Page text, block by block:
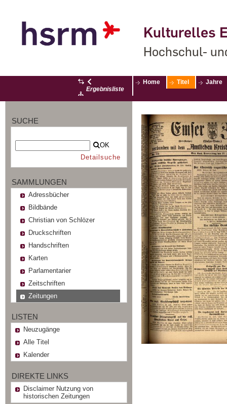
Kulturelles
Hochschul-
Ergebnisliste
Home Titel Jahre
SUCHE
OK
Detailsuche
SAMMLUNGEN
Adressbücher
Bildbände
Christian von Schlözer
Druckschriften
Handschriften
Karten
Parlamentarier
Zeitschriften
Zeitungen
LISTEN
Neuzugänge
Alle Titel
Kalender
DIREKTE LINKS
Disclaimer Nutzung von
historischen Zeitungen